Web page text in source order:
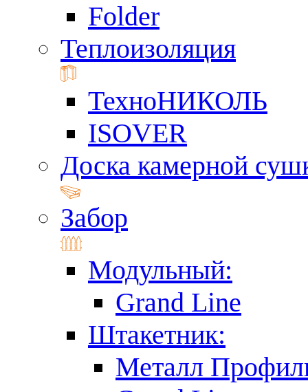
Folder
Теплоизоляция
ТехноНИКОЛЬ
ISOVER
Доска камерной
Забор
Модульный:
Grand Line
Штакетник:
Металл